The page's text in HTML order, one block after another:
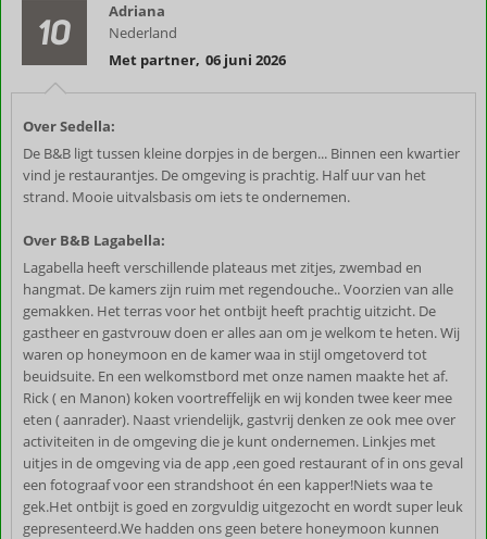
10
Adriana
Nederland
Met partner, 06 juni 2026
Over Sedella:
De B&B ligt tussen kleine dorpjes in de bergen... Binnen een kwartier
vind je restaurantjes. De omgeving is prachtig. Half uur van het
strand. Mooie uitvalsbasis om iets te ondernemen.
Over B&B Lagabella:
Lagabella heeft verschillende plateaus met zitjes, zwembad en
hangmat. De kamers zijn ruim met regendouche.. Voorzien van alle
gemakken. Het terras voor het ontbijt heeft prachtig uitzicht. De
gastheer en gastvrouw doen er alles aan om je welkom te heten. Wij
waren op honeymoon en de kamer waa in stijl omgetoverd tot
beuidsuite. En een welkomstbord met onze namen maakte het af.
Rick ( en Manon) koken voortreffelijk en wij konden twee keer mee
eten ( aanrader). Naast vriendelijk, gastvrij denken ze ook mee over
activiteiten in de omgeving die je kunt ondernemen. Linkjes met
uitjes in de omgeving via de app ,een goed restaurant of in ons geval
een fotograaf voor een strandshoot én een kapper!Niets waa te
gek.Het ontbijt is goed en zorgvuldig uitgezocht en wordt super leuk
gepresenteerd.We hadden ons geen betere honeymoon kunnen